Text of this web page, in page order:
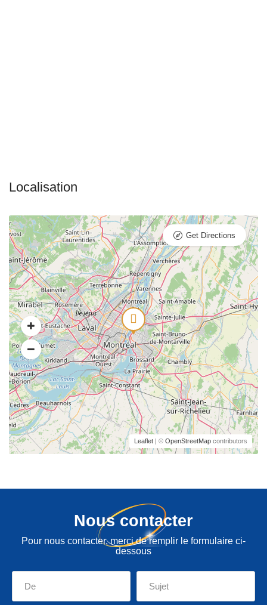
Leaflet | © OpenStreetMap contributors
Get Directions
Nous contacter
Pour nous contacter, merci de remplir le formulaire ci-
dessous